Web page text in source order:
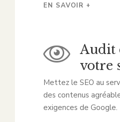
EN SAVOIR +
Audit
votre
Mettez le SEO au
des contenus
exigences de Google.